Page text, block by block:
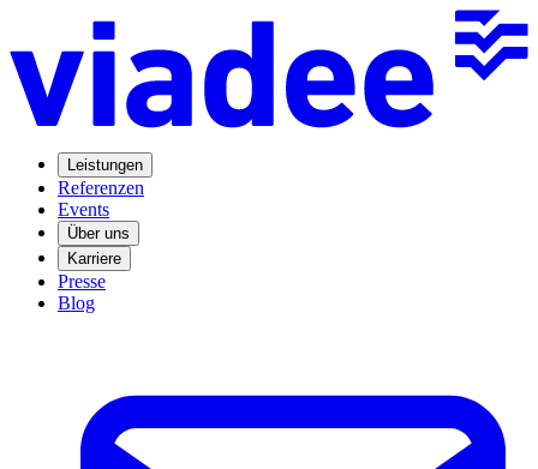
Leistungen
Referenzen
Events
Über uns
Karriere
Presse
Blog